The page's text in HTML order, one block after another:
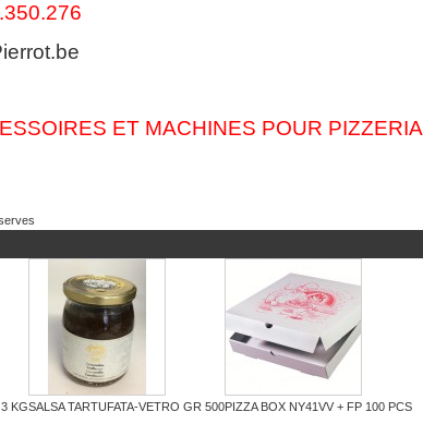
ET MACHINES POUR PIZZERIA
KGSALSA TARTUFATA-VETRO GR 500PIZZA BOX NY41VV + FP 100 PCS